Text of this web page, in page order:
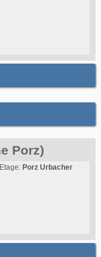
Porz)
Porz Urbacher